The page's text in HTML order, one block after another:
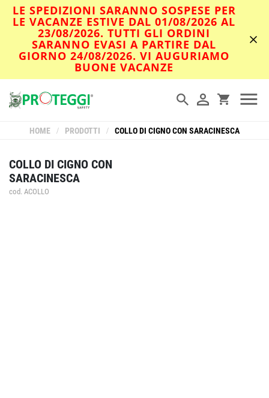
LE SPEDIZIONI SARANNO SOSPESE PER
LE VACANZE ESTIVE DAL 01/08/2026 AL
23/08/2026. TUTTI GLI ORDINI
SARANNO EVASI A PARTIRE DAL
GIORNO 24/08/2026. VI AUGURIAMO
BUONE VACANZE
HOME / PRODOTTI / COLLO DI CIGNO CON SARACINESCA
COLLO DI CIGNO CON
SARACINESCA
cod. ACOLLO